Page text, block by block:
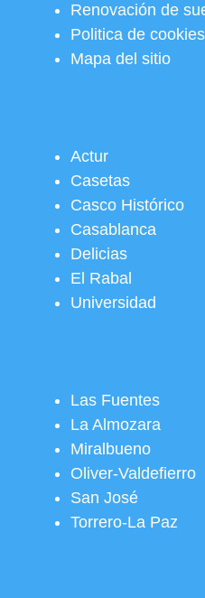
Renovación de
Politica de cookies
Mapa del sitio
Actur
Casetas
Casco Histórico
Casablanca
Delicias
El Rabal
Universidad
Las Fuentes
La Almozara
Miralbueno
Oliver-Valdefierro
San José
Torrero-La Paz